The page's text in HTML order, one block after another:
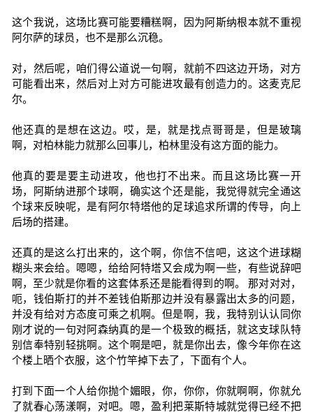
这个我说，这场比赛可能要糟糕啊，因为阿斯纳根本就不重视
阿尔萨的球员，也不是那么沉稳。
对，然后呢，咱们得公道说一句啊，就前不四这边开场，对方
可能看出来，然后对上对方可能进攻最有创造力的。这麦克尼
尔。
他还真的是想在这边。哎，是，就是找点哥哥是，但是玻璃
啊，对柏林能力就那么回事儿，柏林里没有这方面的能力。
他真的要是要主动进攻，他也打不出来。而且这场比赛一开
场，阿斯纳进那个球啊，确实这个还是能，我觉得就完全通这
个球来反映呢，是有阿尔特塔他的足球追求所谓的传导，向上
后场的搭建。
还真的是这么打出来的，这个啊，你信不信吧，这这个进球糊
糊头来会给。嗯嗯，给给阿特塔又会成为啊一些，有些说辞吧
啊，至少就是你看的这套体系还是能看得到的啊。 那对对对，
呃，钱伯斯打的并不差钱伯斯那边并没有暴露出太多的问题，
并没有给对方态度可乘之机啊。但是啊，我，我特别认认同你
刚才说的一句对阿森纳真的是一个极致的概括，就这支球队特
别信奉特别轻挑啊。这个啊是吧，就是你出去，像今年你在这
个楼上晒个衣服，这个竹竿掉下去了，下面有个人。
打到下面一个人给你抛个媚眼，你，你你，你就啊啊，你就允
了就春心荡漾啊，对吧。嗯，盈利把莱斯特城就觉得已经不把